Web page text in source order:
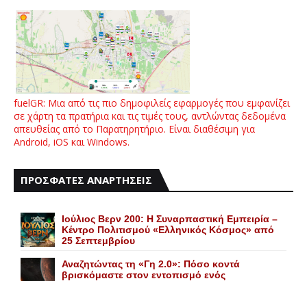
fuelGR: Μια από τις πιο δημοφιλείς εφαρμογές που εμφανίζει
σε χάρτη τα πρατήρια και τις τιμές τους, αντλώντας δεδομένα
απευθείας από το Παρατηρητήριο. Είναι διαθέσιμη για
Android, iOS και Windows.
ΠΡΟΣΦΑΤΕΣ ΑΝΑΡΤΗΣΕΙΣ
Ιούλιος Βερν 200: Η Συναρπαστική Εμπειρία –
Κέντρο Πολιτισμού «Ελληνικός Κόσμος» από
25 Σεπτεμβρίου
Αναζητώντας τη «Γη 2.0»: Πόσο κοντά
βρισκόμαστε στον εντοπισμό ενός